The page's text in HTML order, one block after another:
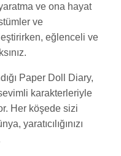
ve ona hayat
ve
eğlenceli ve
Paper Doll Diary,
karakterleriyle
Her köşede sizi
yaratıcılığınızı